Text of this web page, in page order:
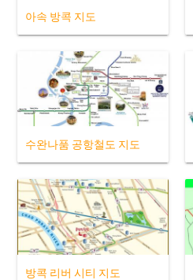
아속 방콕 지도
수완나품 공항철도 지도
방콕 리버 시티 지도